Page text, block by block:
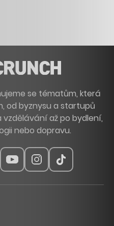
se tématům, která
od byznysu a startupů
až po bydlení,
nebo dopravu.